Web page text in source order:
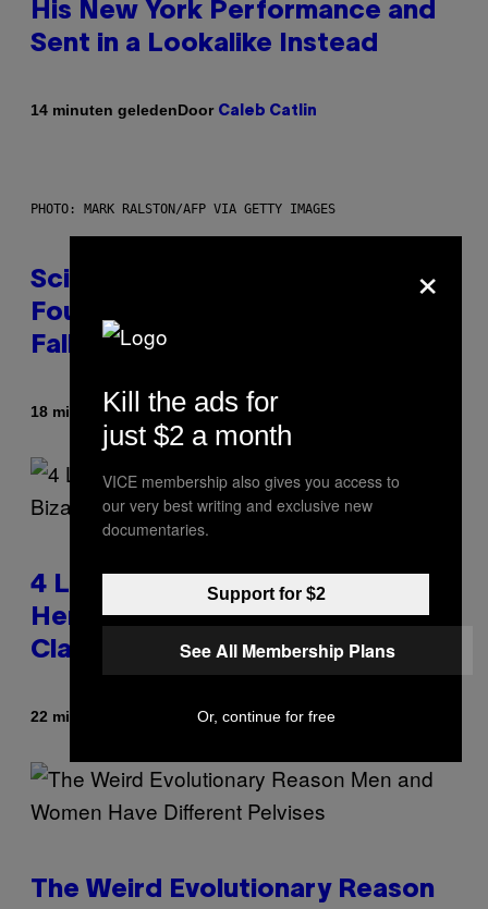
His New York Performance and
Sent in a Lookalike Instead
14 minuten geledenDoor Caleb Catlin
PHOTO: MARK RALSTON/AFP VIA GETTY IMAGES
Scientists May Have Finally
Found Where Antarctica’s Blood
Falls Comes From
18 minuten geledenDoorLuis Prada
4 Lemurs Died From Human
Herpes After a Bizarre Yoga
Class Exposure
22 minuten geleden Door Luis Prada
The Weird Evolutionary Reason
×
Kill the ads for
just $2 a month
VICE membership also gives you access to
our very best writing and exclusive new
documentaries.
Support for $2
See All Membership Plans
Or, continue for free